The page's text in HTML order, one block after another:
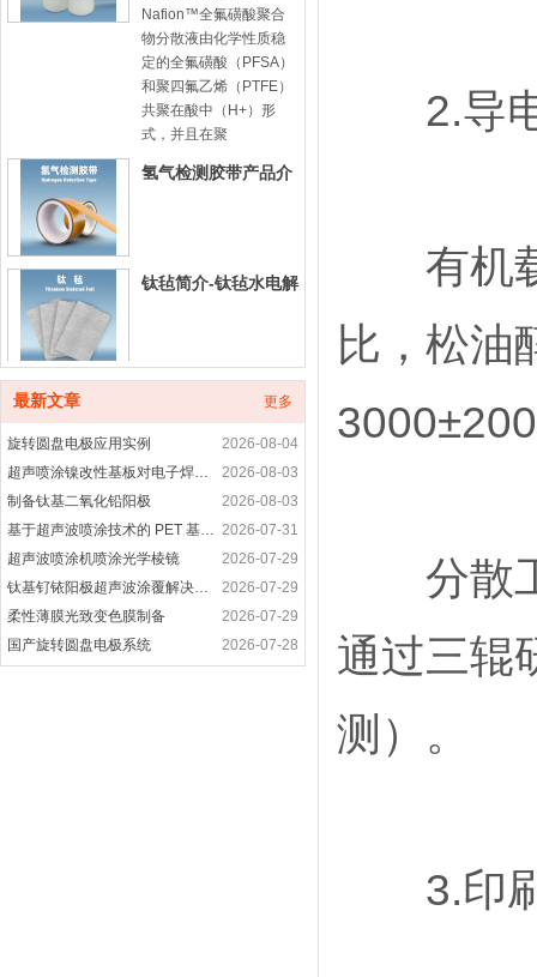
Nafion™全氟磺酸聚合
物分散液由化学性质稳
定的全氟磺酸（PFSA）
和聚四氟乙烯（PTFE）
共聚在酸中（H+）形
式，并且在聚
氢气检测胶带产品介
钛毡简介-钛毡水电解
铂碳催化剂产品介绍
铂合金催化剂产品简
介
非贵金属催化剂-非铂
催化剂产品介绍
最新文章 更多
2026-08-04
旋转圆盘电极应用实例
2026-08-03
超声喷涂镍改性基板对电子焊接接头性能的优化研究
2026-08-03
制备钛基二氧化铅阳极
2026-07-31
基于超声波喷涂技术的 PET 基底柔性电致发光涂层制备研究
2026-07-29
超声波喷涂机喷涂光学棱镜
2026-07-29
钛基钌铱阳极超声波涂覆解决方案
2026-07-29
柔性薄膜光致变色膜制备
2026-07-28
国产旋转圆盘电极系统
2.导电
有机载
比，松油
分散工
通过三辊
测）。
3.印刷